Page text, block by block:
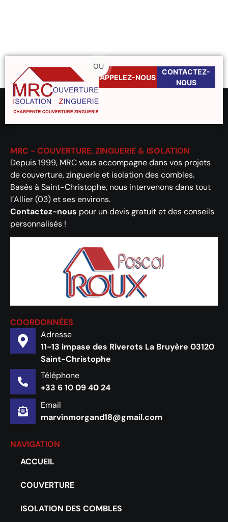
APPELEZ-NOUS
OU
CONTACTEZ-
NOUS
MRC - COUVERTURE, ZINGUERIE & ISOLATION
Depuis 1999, MRC vous accompagne dans vos projets
de couverture, zinguerie et isolation des combles.
Basés à Saint-Christophe, nous intervenons dans tout
l’Allier (03) et ses environs.
Contactez-nous pour un devis gratuit et des conseils
personnalisés !
COORDONNÉES
Adresse
11-13 impase des Riverots La Bruyère 03120
Saint-Christophe
Téléphone
+33 6 10 09 40 24
Email
marvinmorgand18@gmail.com
NAVIGATION
ACCUEIL
COUVERTURE
ISOLATION DES COMBLES